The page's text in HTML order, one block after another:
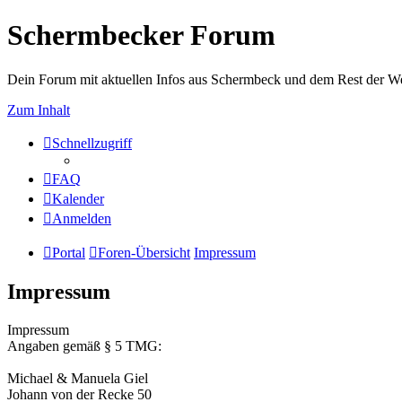
Schermbecker Forum
Dein Forum mit aktuellen Infos aus Schermbeck und dem Rest der
Zum Inhalt
Schnellzugriff
FAQ
Kalender
Anmelden
Portal Foren-Übersicht Impressum
Impressum
Impressum
Angaben gemäß § 5 TMG:
Michael & Manuela Giel
Johann von der Recke 50